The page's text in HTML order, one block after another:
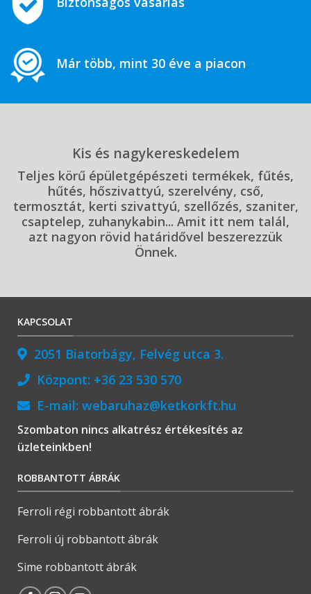
Már több, mint 30 éve a piacon
Kis és nagykereskedelem
Teljes körű épületgépészeti termékek, fűtés,
hűtés, hőszivattyú, szerelvény, cső,
termosztát, kerti szivattyú, szellőzés, szaniter,
csaptelep, zuhanykabin... Amit itt nem talál,
azt nagyon rövid határidővel beszerezzük
Önnek.
KAPCSOLAT
2051 Biatorbágy, Felvég utca 3.
Központ: +36 23 530 570
E-mail: webaruhaz@ketkorkft.hu
Szombaton nincs alkatrész értékesítés az
üzleteinkben!
ROBBANTOTT ÁBRÁK
Ferroli régi robbantott ábrák
Ferroli új robbantott ábrák
Sime robbantott ábrák